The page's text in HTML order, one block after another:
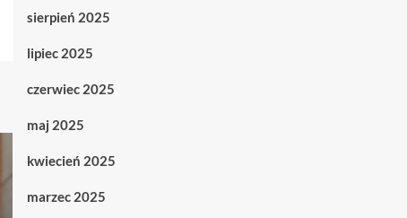
sierpień 2025
lipiec 2025
czerwiec 2025
maj 2025
kwiecień 2025
marzec 2025